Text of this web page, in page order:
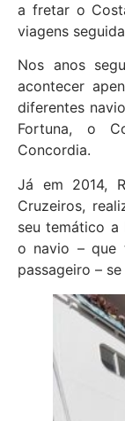
a fretar o
viagens
Nos anos
acontecer
diferentes
Fortuna, o
Concordia.
Já em 2014,
Cruzeiros,
seu temático a
o navio – que
passageiro –